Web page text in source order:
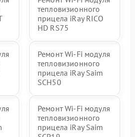
тепловизионного
прицела iRay RICO
HD RS75
Ремонт Wi-Fi модуля
тепловизионного
прицела iRay Saim
SCH50
Ремонт Wi-Fi модуля
тепловизионного
прицела iRay Saim